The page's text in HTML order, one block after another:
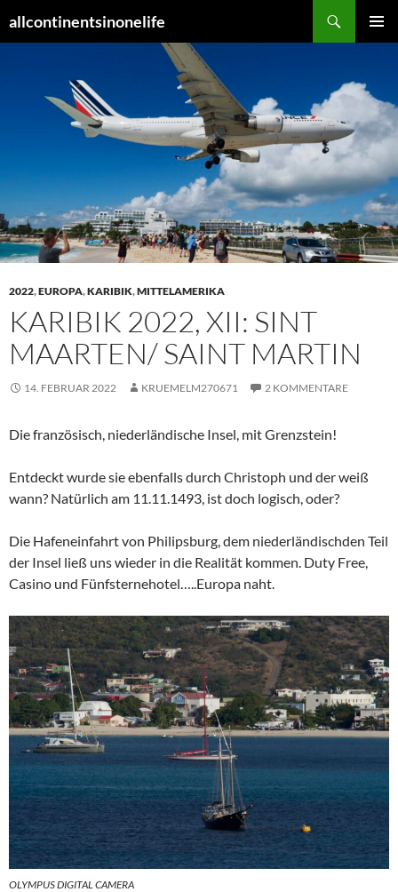
Inhalt
allcontinentsinonelife
2022,EUROPA,KARIBIK,MITTELAMERIKA
KARIBIK 2022, XII: SINT
MAARTEN/ SAINT MARTIN
14. FEBRUAR 2022 KRUEMELM270671 2 KOMMENTARE
Die französisch, niederländische Insel, mit Grenzstein!
Entdeckt wurde sie ebenfalls durch Christoph und der weiß
wann? Natürlich am 11.11.1493, ist doch logisch, oder?
Die Hafeneinfahrt von Philipsburg, dem niederländischden Teil
der Insel ließ uns wieder in die Realität kommen. Duty Free,
Casino und Fünfsternehotel…..Europa naht.
OLYMPUS DIGITAL CAMERA